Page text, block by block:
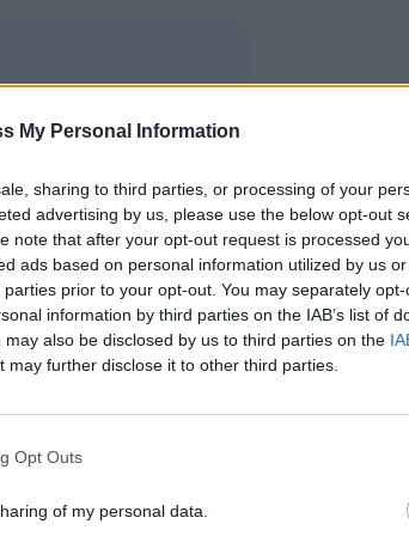
My Personal Information
sharing to third parties, or processing of your
advertising by us, please use the below opt-out
note that after your opt-out request is processed
ads based on personal information utilized by us
prior to your opt-out. You may separately
information by third parties on the IAB’s list of
also be disclosed by us to third parties on the
may further disclose it to other third parties.
Opt Outs
of my personal data.
mėn.